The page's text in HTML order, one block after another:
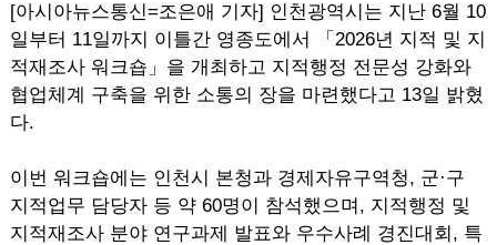
[아시아뉴스통신=조은애 기자] 인천광역시는 지난 6월 10
일부터 11일까지 이틀간 영종도에서 「2026년 지적 및 지
적재조사 워크숍」을 개최하고 지적행정 전문성 강화와
협업체계 구축을 위한 소통의 장을 마련했다고 13일 밝혔
다.
이번 워크숍에는 인천시 본청과 경제자유구역청, 군·구
지적업무 담당자 등 약 60명이 참석했으며, 지적행정 및
지적재조사 분야 연구과제 발표와 우수사례 경진대회, 특